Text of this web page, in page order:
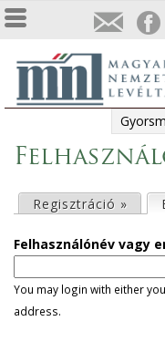
l
s
ő
Regisztráció »
Felhasználónév vagy
You may login with either
address.